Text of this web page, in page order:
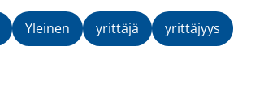
Yleinen yrittäjä yrittäjyys